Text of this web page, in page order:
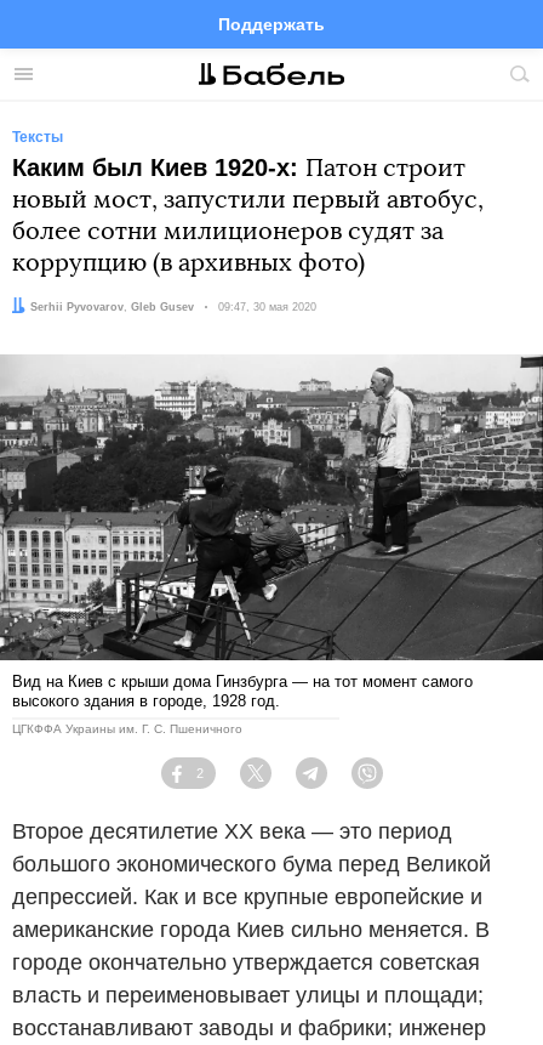
Меню
Поддержать
FacebookTelegramTwitter
Тексты
Каким был Киев 1920-х: Патон строит
новый мост, запустили первый автобус,
более сотни милиционеров судят за
коррупцию (в архивных фото)
Автор:
Serhii Pyvovarov
Редактор: Gleb Gusev Дата:
09:47, 30 мая 2020
Вид на Киев с крыши дома Гинзбурга — на тот момент самого
высокого здания в городе, 1928 год.
ЦГКФФА Украины им. Г. С. Пшеничного
Facebook
2
Twitter TelegramViber
Второе десятилетие ХХ века — это период
большого экономического бума перед Великой
депрессией. Как и все крупные европейские и
американские города Киев сильно меняется. В
городе окончательно утверждается советская
власть и переименовывает улицы и площади;
восстанавливают заводы и фабрики; инженер